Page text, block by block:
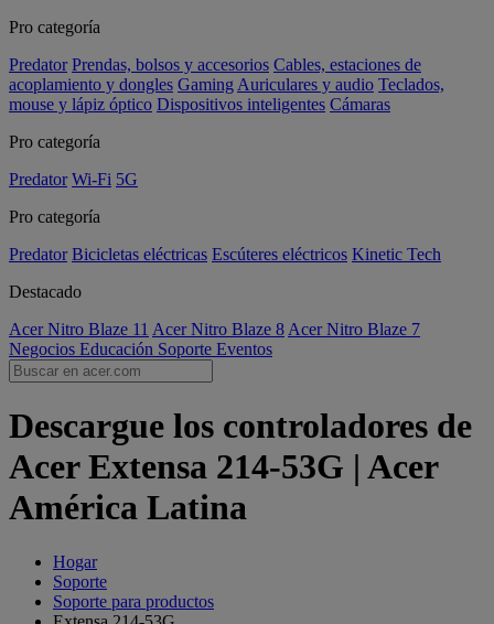
Pro categoría
Predator Prendas, bolsos y accesorios Cables, estaciones de
acoplamiento y dongles Gaming Auriculares y audio Teclados,
mouse y lápiz óptico Dispositivos inteligentes Cámaras
Pro categoría
Predator Wi-Fi 5G
Pro categoría
Predator Bicicletas eléctricas Escúteres eléctricos Kinetic Tech
Destacado
Acer Nitro Blaze 11 Acer Nitro Blaze 8 Acer Nitro Blaze 7
Negocios Educación Soporte Eventos
Descargue los controladores de
Acer Extensa 214-53G | Acer
América Latina
Hogar
Soporte
Soporte para productos